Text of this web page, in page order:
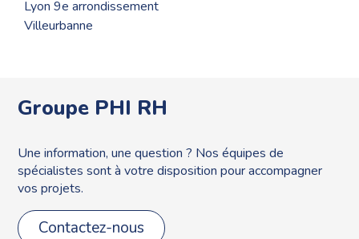
Lyon 9e arrondissement
Villeurbanne
Groupe PHI RH
Une information, une question ? Nos équipes de
spécialistes sont à votre disposition pour accompagner
vos projets.
Contactez-nous